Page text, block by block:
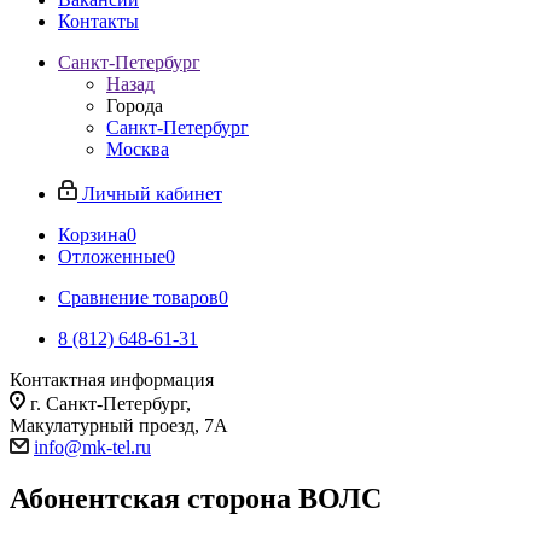
Контакты
Санкт-Петербург
Назад
Города
Санкт-Петербург
Москва
Личный кабинет
Корзина0
Отложенные0
Сравнение товаров0
8 (812) 648-61-31
Контактная информация
г. Санкт-Петербург,
Макулатурный проезд, 7А
info@mk-tel.ru
Абонентская сторона ВОЛС